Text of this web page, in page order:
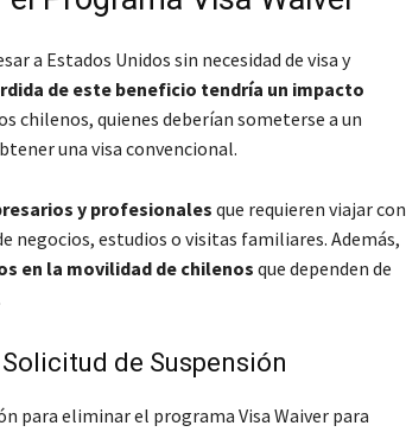
a Estados Unidos sin necesidad de visa y
de este beneficio tendría un impacto
chilenos, quienes deberían someterse a un
una visa convencional.
y profesionalesque requieren viajar con
negocios, estudios o visitas familiares. Además,
en la movilidad de chilenos que dependen de
de Suspensión
para eliminar el programa Visa Waiver para